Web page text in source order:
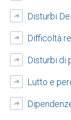
Disturbi
Difficoltà
Disturbi di
Lutto e